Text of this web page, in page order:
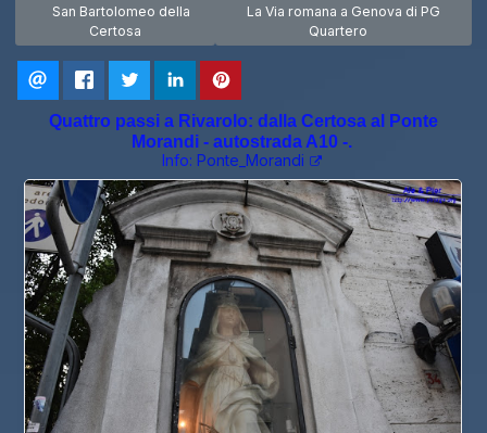
Articolo precedente: San Bartolomeo della Certosa
San Bartolomeo della
Certosa
Articolo successivo: La Via romana
La Via romana a Genova di PG
Quartero
Quattro passi a Rivarolo: dalla Certosa al Ponte
Morandi - autostrada A10 -.
Info: Ponte_Morandi